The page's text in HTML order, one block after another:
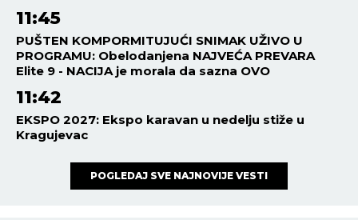
11:45
PUŠTEN KOMPORMITUJUĆI SNIMAK UŽIVO U
PROGRAMU: Obelodanjena NAJVEĆA PREVARA
Elite 9 - NACIJA je morala da sazna OVO
11:42
EKSPO 2027: Ekspo karavan u nedelju stiže u
Kragujevac
POGLEDAJ SVE NAJNOVIJE VESTI